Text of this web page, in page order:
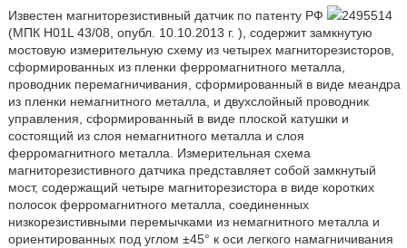
Известен магниторезистивный датчик по патенту РФ
2495514
(МПК H01L 43/08, опубл. 10.10.2013 г. ), содержит замкнутую
мостовую измерительную схему из четырех магниторезисторов,
сформированных из пленки ферромагнитного металла,
проводник перемагничивания, сформированный в виде меандра
из пленки немагнитного металла, и двухслойный проводник
управления, сформированный в виде плоской катушки и
состоящий из слоя немагнитного металла и слоя
ферромагнитного металла. Измерительная схема
магниторезистивного датчика представляет собой замкнутый
мост, содержащий четыре магниторезистора в виде коротких
полосок ферромагнитного металла, соединенных
низкорезистивными перемычками из немагнитного металла и
ориентированных под углом ±45° к оси легкого намагничивания